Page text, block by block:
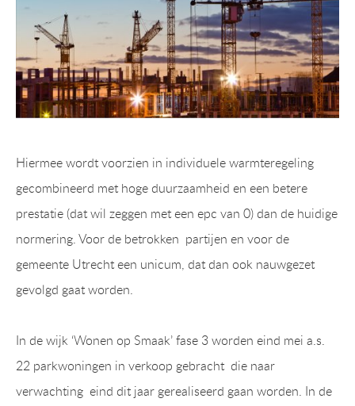
Hiermee wordt voorzien in individuele warmteregeling
gecombineerd met hoge duurzaamheid en een betere
prestatie (dat wil zeggen met een epc van 0) dan de huidige
normering. Voor de betrokken partijen en voor de
gemeente Utrecht een unicum, dat dan ook nauwgezet
gevolgd gaat worden.
In de wijk ‘Wonen op Smaak’ fase 3 worden eind mei a.s.
22 parkwoningen in verkoop gebracht die naar
verwachting eind dit jaar gerealiseerd gaan worden. In de